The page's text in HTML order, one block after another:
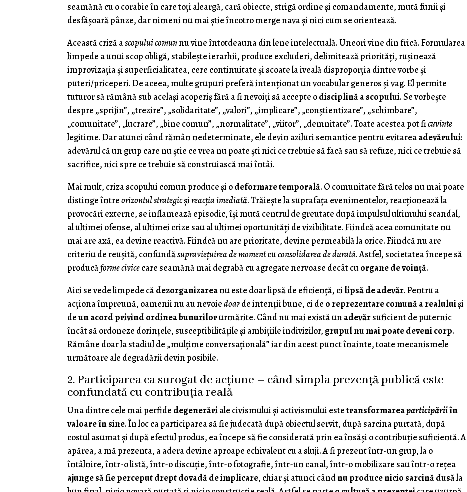
seamănă cu o corabie în care toți aleargă, cară obiecte, strigă ordine și comandamente, mută funii şi
desfăşoară pânze, dar nimeni nu mai știe încotro merge nava și nici cum se orientează.
Această criză ascopului comunnu vine întotdeauna din lene intelectuală. Uneori vine din frică. Formularea
limpede a unui scop obligă, stabilește ierarhii, produce excluderi, delimitează priorități, rușinează
improvizația şi superficialitatea, cere continuitate și scoate la iveală disproporția dintre vorbe și
puteri/priceperi. De aceea, multe grupuri preferă intenţionat un vocabular generos și vag. El permite
tuturor să rămână sub același acoperiș fără a fi nevoiți să accepte odisciplină a scopului. Se vorbește
despre „sprijin”, „trezire”, „solidaritate”, „valori”, „implicare”, „conștientizare”, „schimbare”,
„comunitate”, „lucrare”, „bine comun”, „normalitate”, „viitor”, „demnitate”. Toate acestea pot ficuvinte
legitime. Dar atunci când rămân nedeterminate, ele devin aziluri semantice pentru evitareaadevărului:
adevărul că un grup care nu știe ce vrea nu poate ști nici ce trebuie să facă sau să refuze, nici ce trebuie să
sacrifice, nici spre ce trebuie să construiască mai întâi.
Mai mult, criza scopului comun produce și odeformare temporală. O comunitate fără telos nu mai poate
distinge întreorizontul strategicșireacția imediată. Trăiește la suprafața evenimentelor, reacționează la
provocări externe, se inflamează episodic, își mută centrul de greutate după impulsul ultimului scandal,
al ultimei ofense, al ultimei crize sau al ultimei oportunități de vizibilitate. Fiindcă acea comunitate nu
mai are axă, ea devine reactivă. Fiindcă nu are prioritate, devine permeabilă la orice. Fiindcă nu are
criteriu de reușită, confundăsupraviețuirea de momentcuconsolidarea de durată. Astfel, societatea începe să
producăforme civicecare seamănă mai degrabă cu agregate nervoase decât cuorgane de voință.
Aici se vede limpede cădezorganizareanu este doar lipsă de eficiență, ci lipsă de adevăr. Pentru a
acționa împreună, oamenii nu au nevoiedoarde intenții bune, ci de o reprezentare comună a realuluiși
deun acord privind ordinea bunurilorurmărite. Când nu mai există un adevărsuficient de puternic
încât să ordoneze dorințele, susceptibilitățile și ambițiile indivizilor, grupul nu mai poate deveni corp.
Rămâne doar la stadiul de „mulțime conversațională” iar din acest punct înainte, toate mecanismele
următoare ale degradării devin posibile.
2. Participarea ca surogat de acțiune – când simpla prezență publică este
confundată cu contribuția reală
Una dintre cele mai perfide degenerăriale civismului şi activismului estetransformareaparticipăriiîn
valoare în sine. În loc ca participarea să fie judecată după obiectul servit, după sarcina purtată, după
costul asumat și după efectul produs, ea începe să fie considerată prin ea însăși o contribuție suficientă. A
apărea, a mă prezenta, a adera devine aproape echivalent cu a sluji. A fi prezent într-un grup, la o
întâlnire, într-o listă, într-o discuție, într-o fotografie, într-un canal, într-o mobilizare sau într-o rețea
ajunge să fie perceput drept dovadă de implicare, chiar și atunci cândnu produce nicio sarcină dusăla